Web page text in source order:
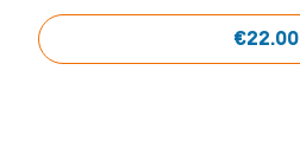
€22.00